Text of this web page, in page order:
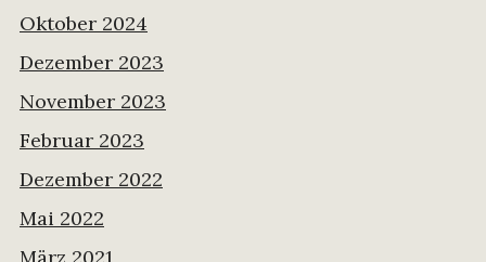
Oktober 2024
Dezember 2023
November 2023
Februar 2023
Dezember 2022
Mai 2022